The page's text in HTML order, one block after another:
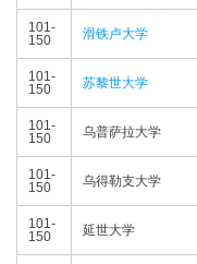
101-
150
滑铁卢大学
101-
150
苏黎世大学
101-
150
乌普萨拉大学
101-
150
乌得勒支大学
101-
150
延世大学